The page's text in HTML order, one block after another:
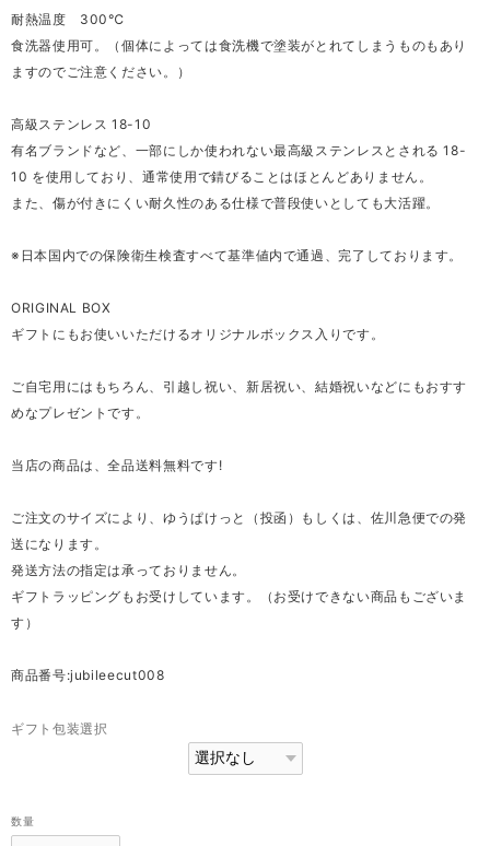
耐熱温度 300℃
食洗器使用可。（個体によっては食洗機で塗装がとれてしまうものもあり
ますのでご注意ください。）
高級ステンレス 18-10
有名ブランドなど、一部にしか使われない最高級ステンレスとされる 18-
10 を使用しており、通常使用で錆びることはほとんどありません。
また、傷が付きにくい耐久性のある仕様で普段使いとしても大活躍。
※日本国内での保険衛生検査すべて基準値内で通過、完了しております。
ORIGINAL BOX
ギフトにもお使いいただけるオリジナルボックス入りです。
ご自宅用にはもちろん、引越し祝い、新居祝い、結婚祝いなどにもおすす
めなプレゼントです。
当店の商品は、全品送料無料です!
ご注文のサイズにより、ゆうぱけっと（投函）もしくは、佐川急便での発
送になります。
発送方法の指定は承っておりません。
ギフトラッピングもお受けしています。（お受けできない商品もございま
す）
商品番号:jubileecut008
ギフト包装選択
数量